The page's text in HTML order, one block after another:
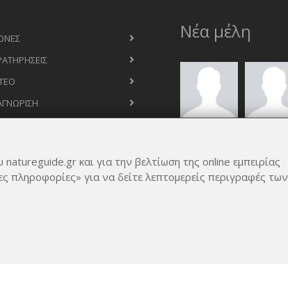
ΓΙΑ ΕΦΑΡΜΟΓΉ
Νέα μέλη
και για την βελτίωση της online εμπειρίας
πληροφορίες» για να δείτε λεπτομερείς περιγραφές των